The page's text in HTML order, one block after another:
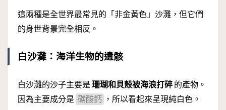
這兩種是全世界最常見的「非金黃色」沙灘，但它們
的身世背景完全相反。
白沙灘：海洋生物的遺骸
白沙灘的沙子主要是 珊瑚和貝殼被海浪打碎 的產物。
因為主要成分是 碳酸鈣 ，所以看起來呈現純白色。